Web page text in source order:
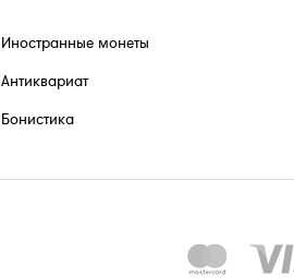
Иностранные монеты
Антиквариат
Бонистика